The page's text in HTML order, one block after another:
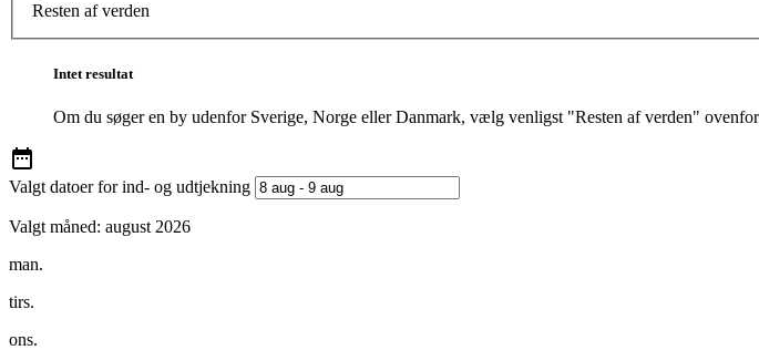
Resten af verden
Intet resultat
Om du søger en by udenfor Sverige, Norge eller Danmark, vælg venligst "Resten af verden"
Valgt datoer for ind- og udtjekning
Valgt måned: august 2026
man.
tirs.
ons.